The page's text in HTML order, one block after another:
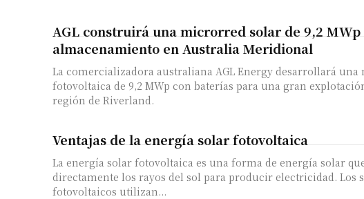
AGL construirá una microrred solar de 9,2 MWp
almacenamiento en Australia Meridional
La comercializadora australiana AGL Energy desarrollará
fotovoltaica de 9,2 MWp con baterías para una gran
región de Riverland.
Ventajas de la energía solar fotovoltaica
La energía solar fotovoltaica es una forma de energía solar
directamente los rayos del sol para producir electricidad. Los
fotovoltaicos utilizan...